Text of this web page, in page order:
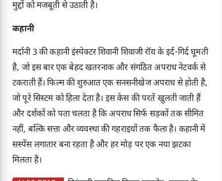
मुद्दों को मजबूती से उठाती है।
कहानी
मर्दानी 3 की कहानी इंस्पेक्टर शिवानी शिवाजी रॉय के इर्द-गिर्द घूमती
है, जो इस बार एक बेहद खतरनाक और संगठित अपराध नेटवर्क से
टकराती हैं। फिल्म की शुरुआत एक सनसनीखेज अपराध से होती है,
जो पूरे सिस्टम को हिला देता है। इस केस की परतें खुलती जाती हैं
और दर्शकों को पता चलता है कि अपराध सिर्फ सड़कों तक सीमित
नहीं, बल्कि सत्ता और व्यवस्था की गहराइयों तक फैला है। कहानी में
सस्पेंस लगातार बना रहता है और हर मोड़ पर एक नया झटका
मिलता है।